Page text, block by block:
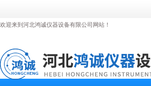
欢迎来到河北鸿诚仪器设备有限公司网站！